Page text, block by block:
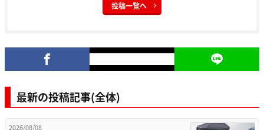
投稿一覧へ
最新の投稿記事(全体)
2026/08/08